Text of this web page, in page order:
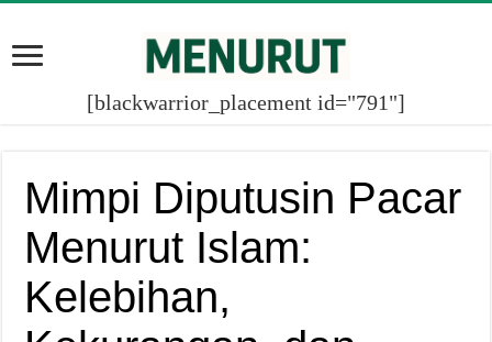
[blackwarrior_placement id="791"]
Mimpi Diputusin Pacar
Menurut Islam:
Kelebihan,